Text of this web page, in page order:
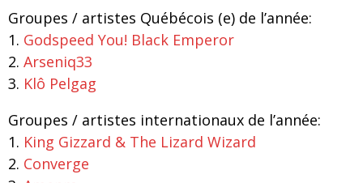
Groupes / artistes Québécois (e) de l’année:
1. Godspeed You! Black Emperor
2. Arseniq33
3. Klô Pelgag
Groupes / artistes internationaux de l’année:
1. King Gizzard & The Lizard Wizard
2. Converge